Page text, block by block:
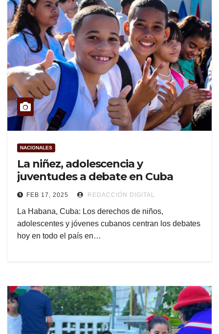
NACIONALES
La niñez, adolescencia y
juventudes a debate en Cuba
FEB 17, 2025 REDACCIÓN DIGITAL
La Habana, Cuba: Los derechos de niños,
adolescentes y jóvenes cubanos centran los debates
hoy en todo el país en…